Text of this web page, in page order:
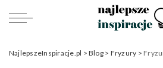
NajlepszeInspiracje.pl >Blog> Fryzury > Fryzura